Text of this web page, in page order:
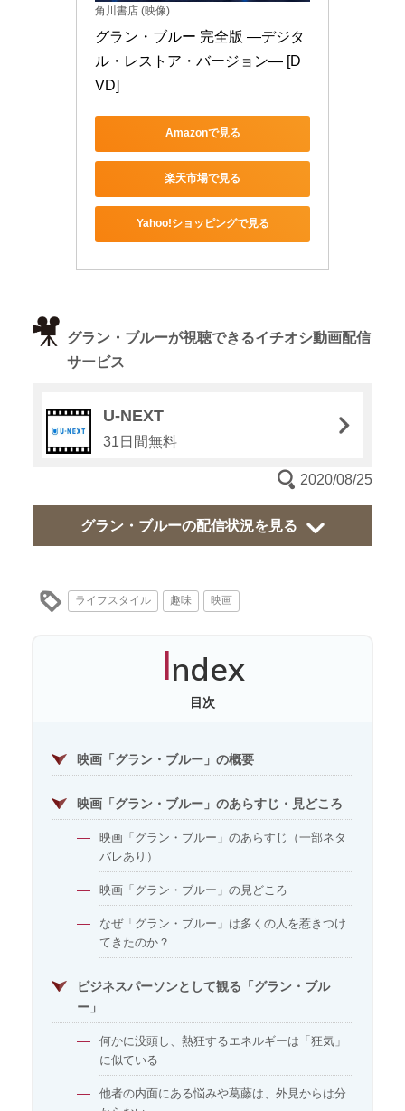
角川書店 (映像)
グラン・ブルー 完全版 ―デジタ
ル・レストア・バージョン― [D
VD]
Amazonで見る
楽天市場で見る
Yahoo!ショッピングで見る
グラン・ブルーが視聴できるイチオシ動画配信
サービス
U-NEXT
31日間無料
2020/08/25
グラン・ブルーの配信状況を見る
ライフスタイル 趣味 映画
Index
目次
映画「グラン・ブルー」の概要
映画「グラン・ブルー」のあらすじ・見どころ
映画「グラン・ブルー」のあらすじ（一部ネタ
バレあり）
映画「グラン・ブルー」の見どころ
なぜ「グラン・ブルー」は多くの人を惹きつけ
てきたのか？
ビジネスパーソンとして観る「グラン・ブル
ー」
何かに没頭し、熱狂するエネルギーは「狂気」
に似ている
他者の内面にある悩みや葛藤は、外見からは分